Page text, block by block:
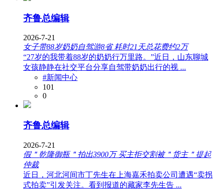
齐鲁总编辑
2026-7-21
女子带88岁奶奶自驾游8省 耗时21天总花费约2万
“27岁的我带着88岁的奶奶行万里路。”近日，山东聊城
女孩静静在社交平台分享自驾带奶奶出行的视 ...
#新闻中心
101
0
齐鲁总编辑
2026-7-21
假＂乾隆御瓶＂拍出3900万 买主拒交割被＂货主＂提起
仲裁
近日，河北河间市丁先生在上海嘉禾拍卖公司遭遇“卖拐
式拍卖”引发关注。看到报道的藏家李先生告 ...